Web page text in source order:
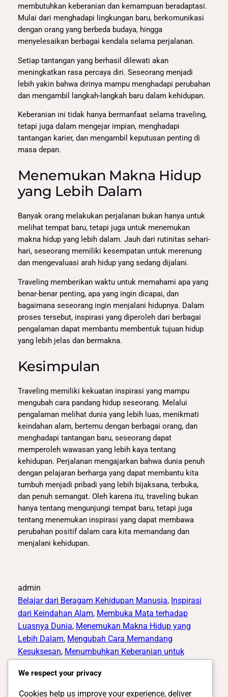
membutuhkan keberanian dan kemampuan beradaptasi.
Mulai dari menghadapi lingkungan baru, berkomunikasi
dengan orang yang berbeda budaya, hingga
menyelesaikan berbagai kendala selama perjalanan.
Setiap tantangan yang berhasil dilewati akan
meningkatkan rasa percaya diri. Seseorang menjadi
lebih yakin bahwa dirinya mampu menghadapi perubahan
dan mengambil langkah-langkah baru dalam kehidupan.
Keberanian ini tidak hanya bermanfaat selama traveling,
tetapi juga dalam mengejar impian, menghadapi
tantangan karier, dan mengambil keputusan penting di
masa depan.
Menemukan Makna Hidup
yang Lebih Dalam
Banyak orang melakukan perjalanan bukan hanya untuk
melihat tempat baru, tetapi juga untuk menemukan
makna hidup yang lebih dalam. Jauh dari rutinitas sehari-
hari, seseorang memiliki kesempatan untuk merenung
dan mengevaluasi arah hidup yang sedang dijalani.
Traveling memberikan waktu untuk memahami apa yang
benar-benar penting, apa yang ingin dicapai, dan
bagaimana seseorang ingin menjalani hidupnya. Dalam
proses tersebut, inspirasi yang diperoleh dari berbagai
pengalaman dapat membantu membentuk tujuan hidup
yang lebih jelas dan bermakna.
Kesimpulan
Traveling memiliki kekuatan inspirasi yang mampu
mengubah cara pandang hidup seseorang. Melalui
pengalaman melihat dunia yang lebih luas, menikmati
keindahan alam, bertemu dengan berbagai orang, dan
menghadapi tantangan baru, seseorang dapat
memperoleh wawasan yang lebih kaya tentang
kehidupan. Perjalanan mengajarkan bahwa dunia penuh
dengan pelajaran berharga yang dapat membantu kita
tumbuh menjadi pribadi yang lebih bijaksana, terbuka,
dan penuh semangat. Oleh karena itu, traveling bukan
hanya tentang mengunjungi tempat baru, tetapi juga
tentang menemukan inspirasi yang dapat membawa
perubahan positif dalam cara kita memandang dan
menjalani kehidupan.
admin
Belajar dari Beragam Kehidupan Manusia, Inspirasi
dari Keindahan Alam, Membuka Mata terhadap
Luasnya Dunia, Menemukan Makna Hidup yang
Lebih Dalam, Mengubah Cara Memandang
Kesuksesan, Menumbuhkan Keberanian untuk
We respect your privacy
Cookies help us improve your experience, deliver